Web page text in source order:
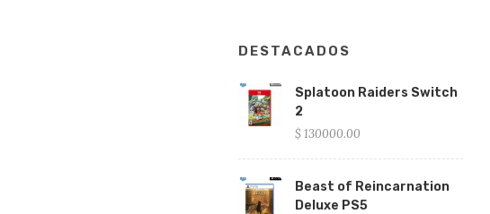
DESTACADOS
Splatoon Raiders Switch
2
$ 130000.00
Beast of Reincarnation
Deluxe PS5